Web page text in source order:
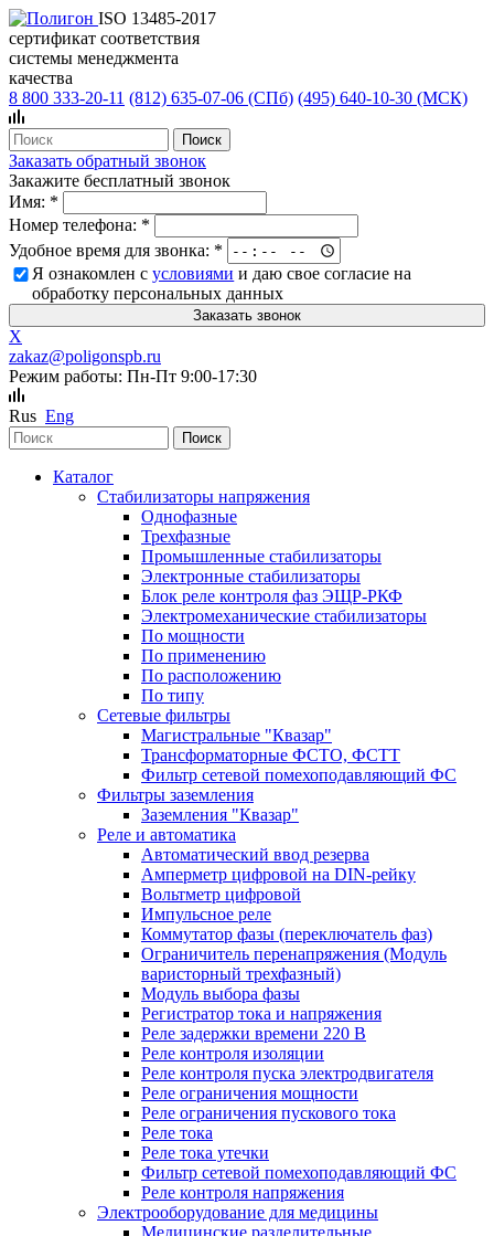
ISO 13485-2017
сертификат соответствия
системы менеджмента
качества
8 800 333-20-11 (812) 635-07-06 (СПб) (495) 640-10-30 (МСК)
Заказать обратный звонок
Закажите бесплатный звонок
Имя: *
Номер телефона: *
Удобное время для звонка: *
Я ознакомлен сусловиями и даю свое согласие на
обработку персональных данных
X
zakaz@poligonspb.ru
Режим работы: Пн-Пт 9:00-17:30
Rus Eng
Каталог
Стабилизаторы напряжения
Однофазные
Трехфазные
Промышленные стабилизаторы
Электронные стабилизаторы
Блок реле контроля фаз ЭЩР-РКФ
Электромеханические стабилизаторы
По мощности
По применению
По расположению
По типу
Сетевые фильтры
Магистральные "Квазар"
Трансформаторные ФСТО, ФСТТ
Фильтр сетевой помехоподавляющий ФС
Фильтры заземления
Заземления "Квазар"
Реле и автоматика
Автоматический ввод резерва
Амперметр цифровой на DIN-рейку
Вольтметр цифровой
Импульсное реле
Коммутатор фазы (переключатель фаз)
Ограничитель перенапряжения (Модуль
варисторный трехфазный)
Модуль выбора фазы
Регистратор тока и напряжения
Реле задержки времени 220 В
Реле контроля изоляции
Реле контроля пуска электродвигателя
Реле ограничения мощности
Реле ограничения пускового тока
Реле тока
Реле тока утечки
Фильтр сетевой помехоподавляющий ФС
Реле контроля напряжения
Электрооборудование для медицины
Медицинские разделительные